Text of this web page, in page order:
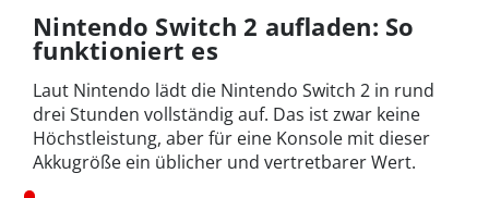
Nintendo Switch 2 aufladen: So
funktioniert es
Laut Nintendo lädt die Nintendo Switch 2 in rund
drei Stunden vollständig auf. Das ist zwar keine
Höchstleistung, aber für eine Konsole mit dieser
Akkugröße ein üblicher und vertretbarer Wert.